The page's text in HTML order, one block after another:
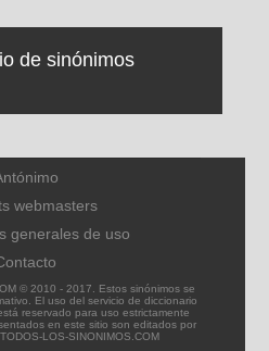
de sinónimos
webmasters
generales de uso
© 2010 - 2017. Estos sinónimos se
El uso del servicio de diccionario
reservado para uso estrictamente
en este sitio son editados por
LOS-SINONIMOS.COM